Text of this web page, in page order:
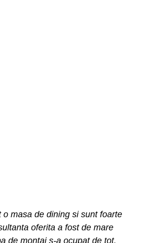
o masa de dining si sunt foarte
oferita a fost de mare
de montaj s-a ocupat de tot.